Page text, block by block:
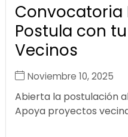
Convocatoria
Postula con
Vecinos
Noviembre 10, 2025
Abierta la postulación al
Apoya proyectos